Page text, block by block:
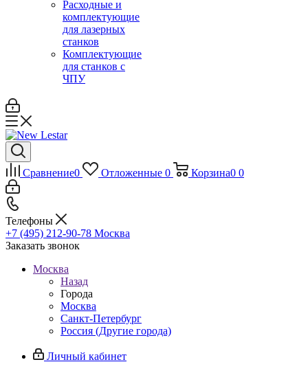
Расходные и
комплектующие
для лазерных
станков
Комплектующие
для станков с
ЧПУ
Сравнение0 Отложенные 0 Корзина0 0
Телефоны
+7 (495) 212-90-78 Москва
Заказать звонок
Москва
Назад
Города
Москва
Санкт-Петербург
Россия (Другие города)
Личный кабинет